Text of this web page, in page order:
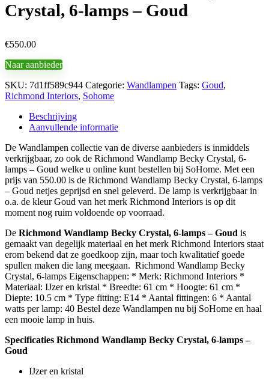
Crystal, 6-lamps – Goud
€550.00
Naar aanbieder
SKU: 7d1ff589c944 Categorie: Wandlampen Tags: Goud,
Richmond Interiors, Sohome
Beschrijving
Aanvullende informatie
De Wandlampen collectie van de diverse aanbieders is inmiddels
verkrijgbaar, zo ook de Richmond Wandlamp Becky Crystal, 6-
lamps – Goud welke u online kunt bestellen bij SoHome. Met een
prijs van 550.00 is de Richmond Wandlamp Becky Crystal, 6-lamps
– Goud netjes geprijsd en snel geleverd. De lamp is verkrijgbaar in
o.a. de kleur Goud van het merk Richmond Interiors is op dit
moment nog ruim voldoende op voorraad.
De Richmond Wandlamp Becky Crystal, 6-lamps – Goud is
gemaakt van degelijk materiaal en het merk Richmond Interiors staat
erom bekend dat ze goedkoop zijn, maar toch kwalitatief goede
spullen maken die lang meegaan. Richmond Wandlamp Becky
Crystal, 6-lamps Eigenschappen: * Merk: Richmond Interiors *
Materiaal: IJzer en kristal * Breedte: 61 cm * Hoogte: 61 cm *
Diepte: 10.5 cm * Type fitting: E14 * Aantal fittingen: 6 * Aantal
watts per lamp: 40 Bestel deze Wandlampen nu bij SoHome en haal
een mooie lamp in huis.
Specificaties Richmond Wandlamp Becky Crystal, 6-lamps –
Goud
IJzer en kristal